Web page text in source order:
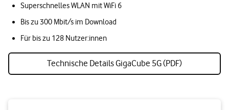
Superschnelles WLAN mit WiFi 6
Bis zu 300 Mbit/s im Download
Für bis zu 128 Nutzer:innen
Technische Details GigaCube 5G (PDF)